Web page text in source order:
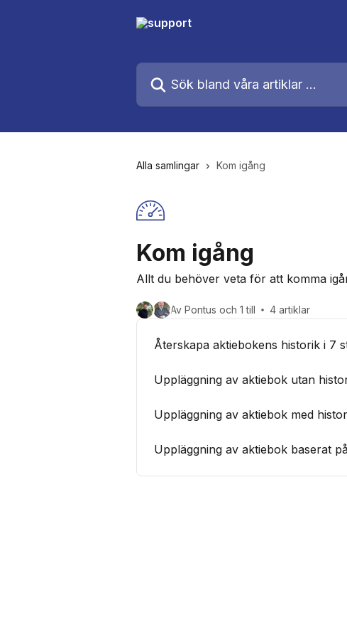
Sök bland våra artiklar …
Alla samlingar Kom igång
Kom igång
Allt du behöver veta för att komma
Av Pontus och 1 till 4 artiklar
Återskapa aktiebokens historik i 7
Uppläggning av aktiebok utan
Uppläggning av aktiebok med
Uppläggning av aktiebok baserat